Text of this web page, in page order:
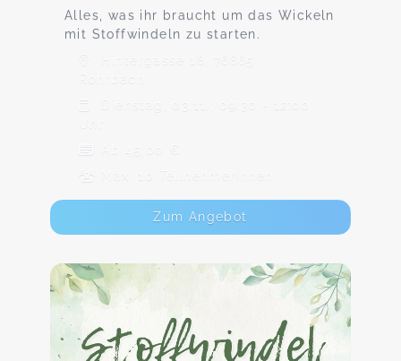
Alles, was ihr braucht um das Wickeln
mit Stoffwindeln zu starten.
Hintergasse 18, 76865
Rohrbach
Dienstag, 03.11., 09:30 - 12:00
Ab 45,00 €
Max. 10 TeilnehmerInnen
Zum Angebot